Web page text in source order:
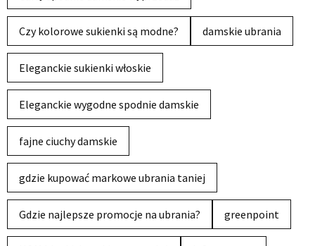
Czy kolorowe sukienki są modne? damskie ubrania
Eleganckie sukienki włoskie
Eleganckie wygodne spodnie damskie
fajne ciuchy damskie
gdzie kupować markowe ubrania taniej
Gdzie najlepsze promocje na ubrania? greenpoint